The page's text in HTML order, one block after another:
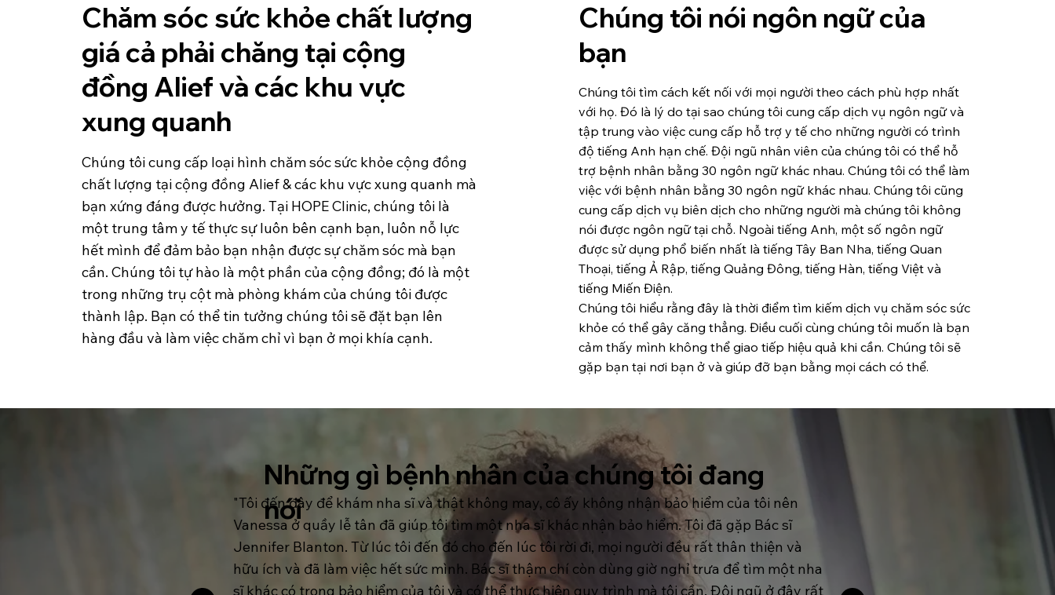
"Tôi đến đây để khám nha sĩ và thật không may, cô ấy không nhận bảo hiểm của tôi nên
Vanessa ở quầy lễ tân đã giúp tôi tìm một nha sĩ khác nhận bảo hiểm. Tôi đã gặp Bác sĩ
Jennifer Blanton. Từ lúc tôi đến đó cho đến lúc tôi rời đi, mọi người đều rất thân thiện và
hữu ích và đã làm việc hết sức mình. Bác sĩ thậm chí còn dùng giờ nghỉ trưa để tìm một nha
sĩ khác có trong bảo hiểm của tôi và có thể thực hiện quy trình mà tôi cần. Đội ngũ ở đây rất
Những gì bệnh nhân của chúng tôi đang
nói
Chăm sóc sức khỏe chất lượng
giá cả phải chăng tại cộng
đồng Alief và các khu vực
xung quanh
Chúng tôi cung cấp loại hình chăm sóc sức khỏe cộng đồng
chất lượng tại cộng đồng Alief & các khu vực xung quanh mà
bạn xứng đáng được hưởng. Tại HOPE Clinic, chúng tôi là
một trung tâm y tế thực sự luôn bên cạnh bạn, luôn nỗ lực
hết mình để đảm bảo bạn nhận được sự chăm sóc mà bạn
cần. Chúng tôi tự hào là một phần của cộng đồng; đó là một
trong những trụ cột mà phòng khám của chúng tôi được
thành lập. Bạn có thể tin tưởng chúng tôi sẽ đặt bạn lên
hàng đầu và làm việc chăm chỉ vì bạn ở mọi khía cạnh.
Chúng tôi nói ngôn ngữ của
bạn
Chúng tôi tìm cách kết nối với mọi người theo cách phù hợp nhất
với họ. Đó là lý do tại sao chúng tôi cung cấp dịch vụ ngôn ngữ và
tập trung vào việc cung cấp hỗ trợ y tế cho những người có trình
độ tiếng Anh hạn chế. Đội ngũ nhân viên của chúng tôi có thể hỗ
trợ bệnh nhân bằng 30 ngôn ngữ khác nhau. Chúng tôi có thể làm
việc với bệnh nhân bằng 30 ngôn ngữ khác nhau. Chúng tôi cũng
cung cấp dịch vụ biên dịch cho những người mà chúng tôi không
nói được ngôn ngữ tại chỗ. Ngoài tiếng Anh, một số ngôn ngữ
được sử dụng phổ biến nhất là tiếng Tây Ban Nha, tiếng Quan
Thoại, tiếng Ả Rập, tiếng Quảng Đông, tiếng Hàn, tiếng Việt và
tiếng Miến Điện.
Chúng tôi hiểu rằng đây là thời điểm tìm kiếm dịch vụ chăm sóc sức
khỏe có thể gây căng thẳng. Điều cuối cùng chúng tôi muốn là bạn
cảm thấy mình không thể giao tiếp hiệu quả khi cần. Chúng tôi sẽ
gặp bạn tại nơi bạn ở và giúp đỡ bạn bằng mọi cách có thể.